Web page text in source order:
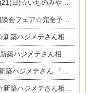
に出店します【ひのきのバラ販売】
フェア☆完全予約制
『集まれ！農地に家を建てたい人！』
！農地に家を建てたい人！』完全予約制
『木の家 現場体感見学会』
今ある土地に家を建てる際の注意点』